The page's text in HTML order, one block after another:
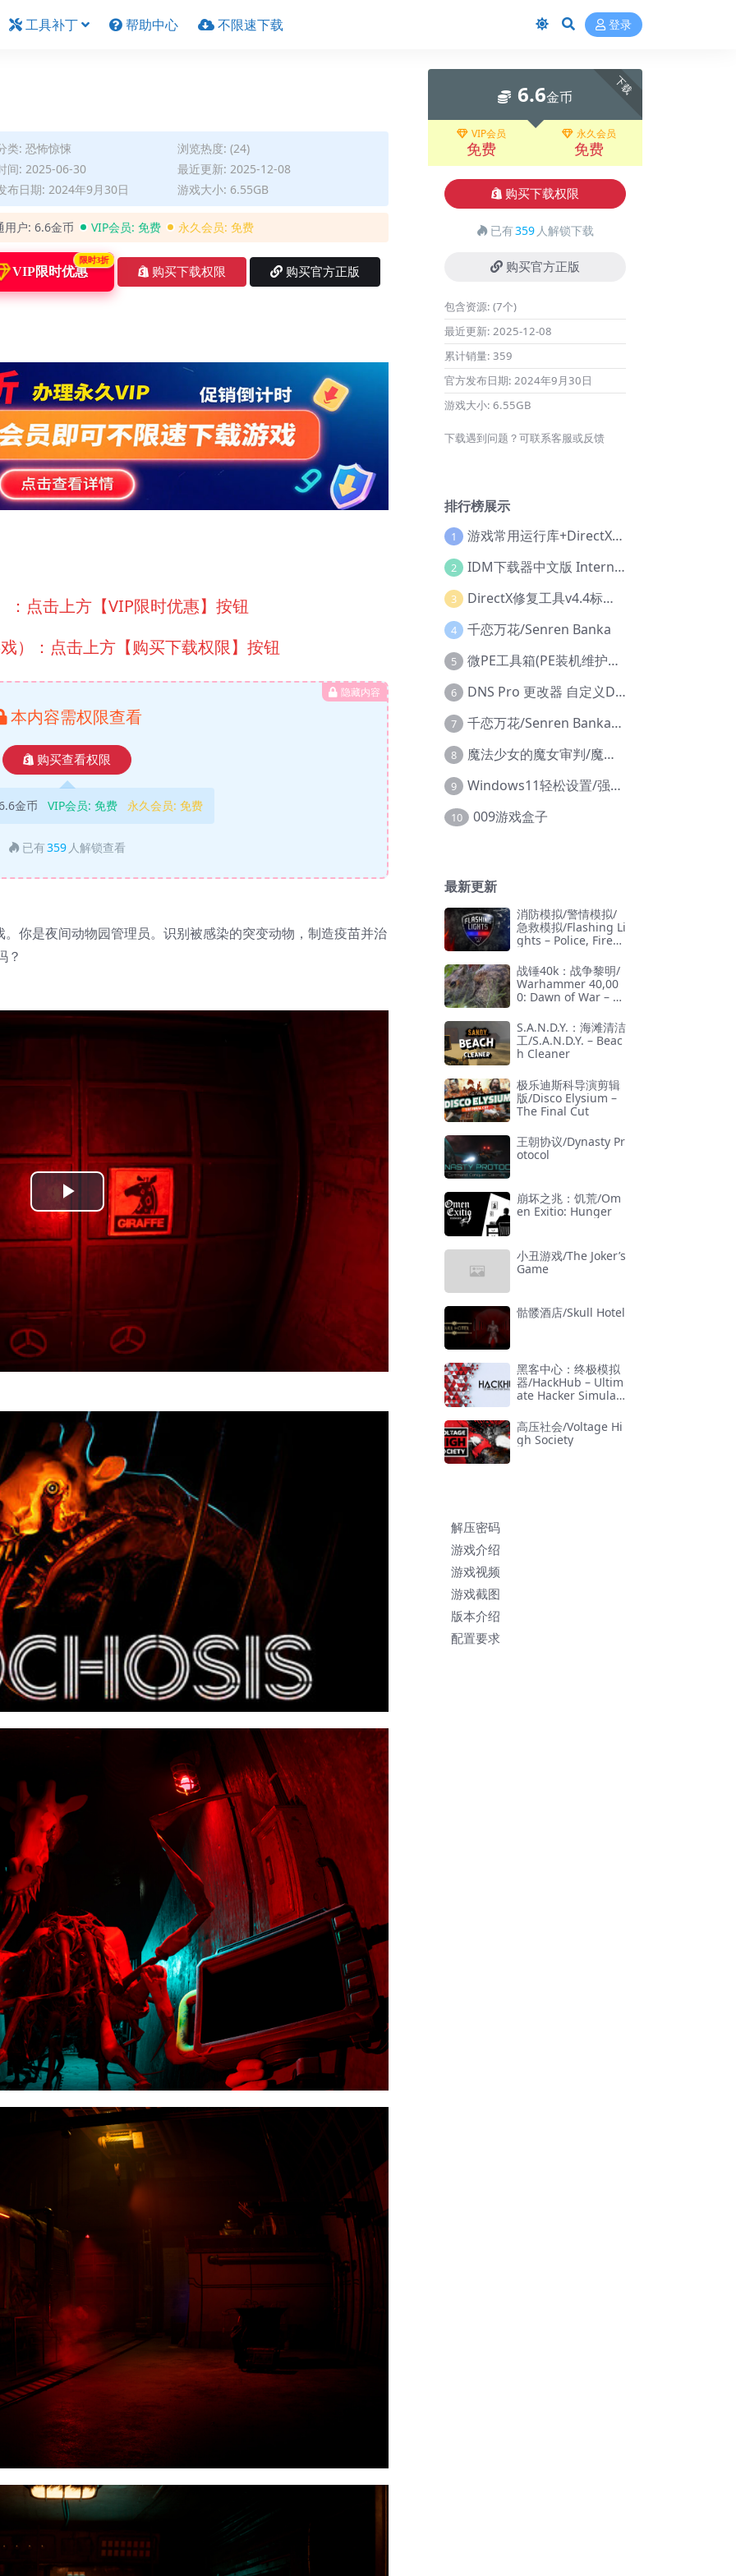
工具补丁 帮助中心 不限速下载 登录
类: 恐怖惊悚
浏览热度: (24)
间: 2025-06-30
最近更新: 2025-12-08
布日期: 2024年9月30日
游戏大小: 6.55GB
用户: 6.6金币 VIP会员: 免费 永久会员: 免费
VIP限时优惠
限时3折
购买下载权限 购买官方正版
点击上方【VIP限时优惠】按钮
）：点击上方【购买下载权限】按钮
隐藏内容
本内容需权限查看
购买查看权限
金币 VIP会员: 免费 永久会员: 免费
已有359 人解锁查看
你是夜间动物园管理员。识别被感染的突变动物，制造疫苗并治
？
Play
Video
下载
6.6金币
VIP会员
免费
永久会员
免费
购买下载权限
已有359 人解锁下载
购买官方正版
包含资源: (7个)
最近更新: 2025-12-08
累计销量: 359
官方发布日期: 2024年9月30日
游戏大小: 6.55GB
下载遇到问题？可联系客服或反馈
排行榜展示
1 游戏常用运行库+DirectX修复增强版
2 IDM下载器中文版 Internet Download Manager v6.42.36 IDM
3 DirectX修复工具v4.4标准版+增强版+在线修复版
4 千恋万花/Senren Banka
5 微PE工具箱(PE装机维护工具) v2.3官方正式版
6 DNS Pro 更改器 自定义DNS修改
7 千恋万花/Senren Banka/安卓版
8 魔法少女的魔女审判/魔法少女ノ魔女裁判
9 Windows11轻松设置/强力禁止WD等/兼容Win10
10 009游戏盒子
最新更新
消防模拟/警情模拟/
急救模拟/Flashing Li
ghts – Police, Firefi
Services Simulator
战锤40k：战争黎明/
Warhammer 40,00
0: Dawn of War – D
S.A.N.D.Y.：海滩清洁
工/S.A.N.D.Y. – Beac
h Cleaner
极乐迪斯科导演剪辑
版/Disco Elysium –
The Final Cut
王朝协议/Dynasty Pr
otocol
崩坏之兆：饥荒/Om
en Exitio: Hunger
小丑游戏/The Joker’s
Game
骷髅酒店/Skull Hotel
黑客中心：终极模拟
器/HackHub – Ultim
ate Hacker Simulat
高压社会/Voltage Hi
gh Society
解压密码
游戏介绍
游戏视频
游戏截图
版本介绍
配置要求